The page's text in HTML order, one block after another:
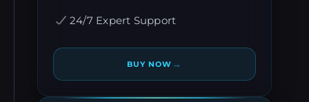
24/7 Expert Support
BUY NOW →